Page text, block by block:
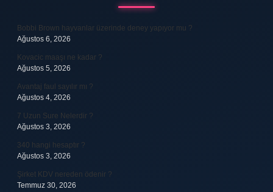
Bobbi Brown hayvanlar üzerinde deney yapıyor mu ?
Ağustos 6, 2026
Kovacic maaşı ne kadar ?
Ağustos 5, 2026
Avantaj faul sayılır mı ?
Ağustos 4, 2026
7 Uzun Sure Nelerdir ?
Ağustos 3, 2026
340 hangi hesaptır ?
Ağustos 3, 2026
Şirket KDV nereden ödenir ?
Temmuz 30, 2026